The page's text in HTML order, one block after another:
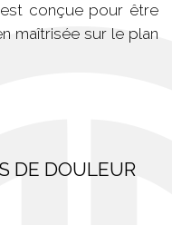
est conçue pour être
maîtrisée sur le plan
DE DOULEUR